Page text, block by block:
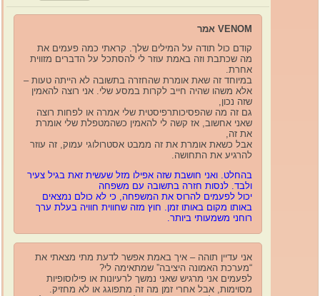
VENOM אמר
קודם כול תודה על המילים שלך. קראתי כמה פעמים את
מה שכתבת וזה באמת עוזר לי להסתכל על הדברים מזווית
אחרת.
במיוחד זה שאת אומרת שהחזרה בתשובה לא הייתה טעות –
אלא משהו שהיה חייב לקרות במסע שלי. אני רוצה להאמין
שזה נכון,
גם זה מה שהפסיכותרפיסטית שלי אמרה או לפחות רוצה
שאני אחשוב, אז קשה לי להאמין כשהמטפלת שלי אומרת
את זה,
אבל כשאת אומרת את זה ממבט אסטרולוגי עמוק, זה עוזר
להרגיע את התחושה.
בהחלט. ואני חושבת שזה אפילו מזל שעשית זאת בגיל צעיר
ולבד. לנסות חזרה בתשובה עם משפחה
יכול לפעמים להרוס את המשפחה, כי לא כולם נמצאים
באותו מקום באותו זמן. חוץ מזה שחווית חוויה בעלת ערך
רוחני משמעותי ביותר.
אני עדיין תוהה – איך באמת אפשר לדעת מתי מצאתי את
“מערכת האמונה היציבה” שמתאימה לי?
לפעמים אני מרגיש שאני נמשך לרעיונות או פילוסופיות
מסוימות, אבל אחרי זמן מה זה מתפוגג או לא מחזיק.